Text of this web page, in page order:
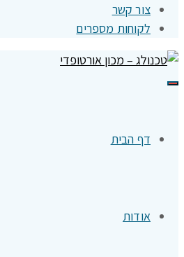
צור קשר
לקוחות מספרים
תפריט
דף הבית
אודות